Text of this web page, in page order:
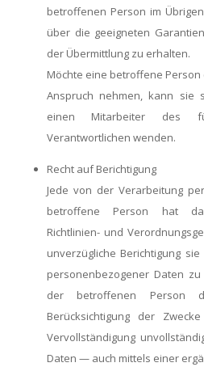
betroffenen Person im
über die geeigneten
der Übermittlung zu erhalten.
Möchte eine betroffene
Anspruch nehmen, kann sie
einen Mitarbeiter des
Verantwortlichen wenden.
Recht auf Berichtigung
Jede von der Verarbeitung
betroffene Person hat
Richtlinien- und
unverzügliche Berichtigung
personenbezogener Daten
der betroffenen Person
Berücksichtigung der
Vervollständigung
Daten — auch mittels einer